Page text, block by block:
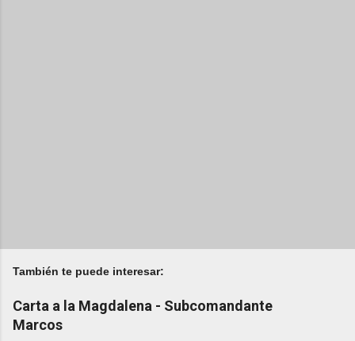
También te puede interesar:
Carta a la Magdalena - Subcomandante
Marcos